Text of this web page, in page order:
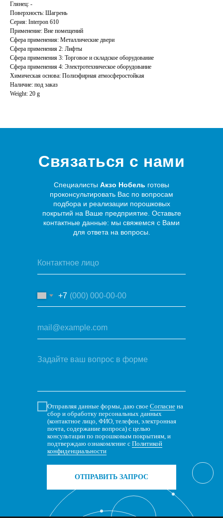
Глянец: -
Поверхность: Шагрень
Серия: Interpon 610
Применение: Вне помещений
Сфера применения: Металлические двери
Сфера применения 2: Лифты
Сфера применения 3: Торговое и складское оборудование
Сфера применения 4: Электротехническое оборудование
Химическая основа: Полиэфирная атмосферостойкая
Наличие: под заказ
Weight: 20 g
Специалисты Акзо Нобель готовы
проконсультировать Вас по вопросам
подбора и реализации порошковых
покрытий на Ваше предприятие. Оставьте
контактные данные: мы свяжемся с Вами
для ответа на вопросы.
Связаться с нами
+7
Отправляя данные формы, даю свое Согласие на
сбор и обработку персональных данных
(контактное лицо, ФИО, телефон, электронная
почта, содержание вопроса) с целью
консультации по порошковым покрытиям, и
подтверждаю ознакомление с Политикой
конфиденциальности
ОТПРАВИТЬ ЗАПРОС